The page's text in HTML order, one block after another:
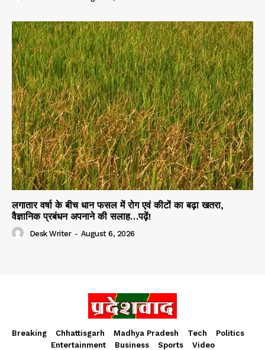
लगातार वर्षा के बीच धान फसल में रोग एवं कीटों का बढ़ा खतरा,
वैज्ञानिक प्रबंधन अपनाने की सलाह…पढ़ें!
Desk Writer - August 6, 2026
Breaking Chhattisgarh Madhya Pradesh Tech
Politics
Entertainment
Business Sports Video